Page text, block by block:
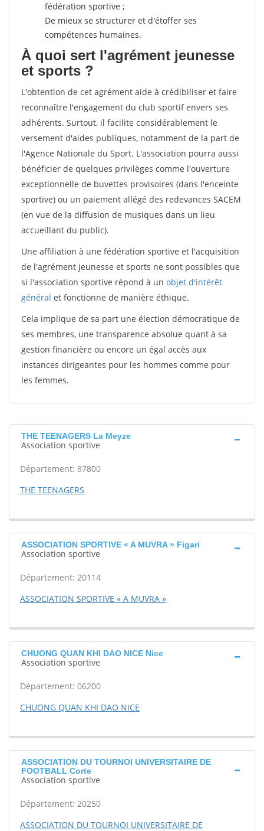
fédération sportive ;
De mieux se structurer et d'étoffer ses
compétences humaines.
À quoi sert l'agrément jeunesse
et sports ?
L'obtention de cet agrément aide à crédibiliser et faire
reconnaître l'engagement du club sportif envers ses
adhérents. Surtout, il facilite considérablement le
versement d'aides publiques, notamment de la part de
l'Agence Nationale du Sport. L'association pourra aussi
bénéficier de quelques privilèges comme l'ouverture
exceptionnelle de buvettes provisoires (dans l'enceinte
sportive) ou un paiement allégé des redevances SACEM
(en vue de la diffusion de musiques dans un lieu
accueillant du public).
Une affiliation à une fédération sportive et l'acquisition
de l'agrément jeunesse et sports ne sont possibles que
si l'association sportive répond à un objet d'intérêt
général et fonctionne de manière éthique.
Cela implique de sa part une élection démocratique de
ses membres, une transparence absolue quant à sa
gestion financière ou encore un égal accès aux
instances dirigeantes pour les hommes comme pour
les femmes.
THE TEENAGERS La Meyze
Association sportive
Département: 87800
THE TEENAGERS
ASSOCIATION SPORTIVE « A MUVRA » Figari
Association sportive
Département: 20114
ASSOCIATION SPORTIVE « A MUVRA »
CHUONG QUAN KHI DAO NICE Nice
Association sportive
Département: 06200
CHUONG QUAN KHI DAO NICE
ASSOCIATION DU TOURNOI UNIVERSITAIRE DE
FOOTBALL Corte
Association sportive
Département: 20250
ASSOCIATION DU TOURNOI UNIVERSITAIRE DE